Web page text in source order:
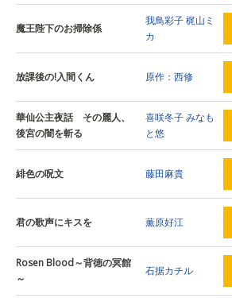
魔王陛下のお掃除係
我鳥彩子梶山ミ
カ
放課後の!入間くん 原作：西修
華仙公主夜話 その麗人、
後宮の闇を斬る
喜咲冬子みなも
と悠
緋色の呪文 藤田麻貴
君の歌声にキスを 薫原好江
Rosen Blood～背徳の冥館
～
石据カチル